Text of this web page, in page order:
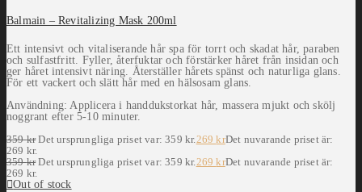
Balmain – Revitalizing Mask 200ml
Ett intensivt och vitaliserande hår spa för torrt och skadat hår, paraben
och sulfastfritt. Fyller, återfuktar och förstärker håret från insidan och
ger håret intensivt näring. Återställer hårets spänst och naturliga glans.
För ett vackert och slätt hår med en hälsosam glans.
Användning: Applicera i handdukstorkat hår, massera mjukt och skölj
noggrant efter 5-10 minuter.
359kr Det ursprungliga priset var: 359 kr.269krDet nuvarande priset är:
269 kr.
359kr Det ursprungliga priset var: 359 kr.269krDet nuvarande priset är:
269 kr.
Out of stock